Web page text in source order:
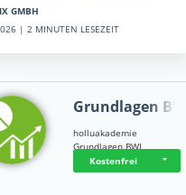
GMBH
| 2 MINUTEN LESEZEIT
Grundlagen BWL
holluakademie
Grundlagen BWL
Kostenfrei